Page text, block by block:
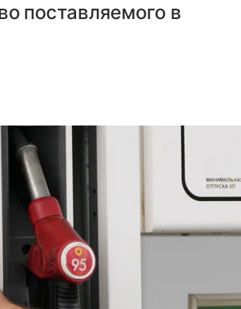
поставляемого в